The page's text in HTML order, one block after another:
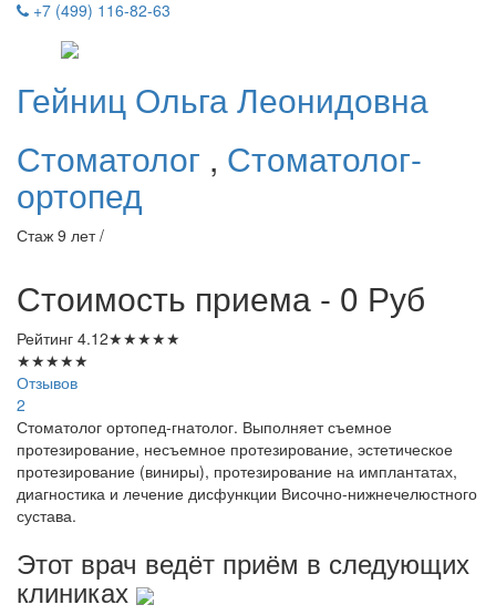
+7 (499) 116-82-63
Гейниц Ольга Леонидовна
Стоматолог , Стоматолог-
ортопед
Стаж 9 лет /
Стоимость приема - 0 Руб
Рейтинг 4.12★★★★★
★★★★★
Отзывов
2
Стоматолог ортопед-гнатолог. Выполняет съемное
протезирование, несъемное протезирование, эстетическое
протезирование (виниры), протезирование на имплантатах,
диагностика и лечение дисфункции Височно-нижнечелюстного
сустава.
Этот врач ведёт приём в следующих
клиниках